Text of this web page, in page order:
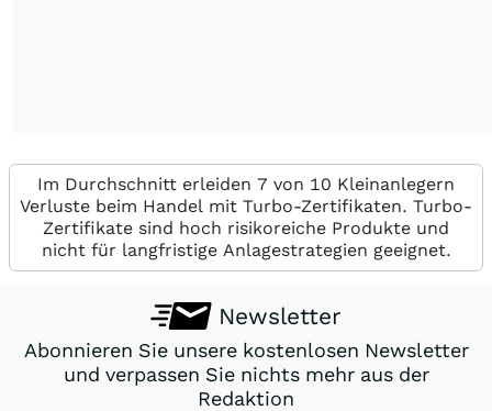
Im Durchschnitt erleiden 7 von 10 Kleinanlegern
Verluste beim Handel mit Turbo-Zertifikaten. Turbo-
Zertifikate sind hoch risikoreiche Produkte und
nicht für langfristige Anlagestrategien geeignet.
Newsletter
Abonnieren Sie unsere kostenlosen Newsletter
und verpassen Sie nichts mehr aus der
Redaktion